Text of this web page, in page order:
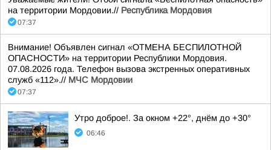
на территории Мордовии.// Республика Мордовия
07:37
Внимание! Объявлен сигнал «ОТМЕНА БЕСПИЛОТНОЙ
ОПАСНОСТИ» на территории Республики Мордовия.
07.08.2026 года. Телефон вызова экстренных оперативных
служб «112».// МЧС Мордовии
07:37
Утро доброе!. За окном +22°, днём до +30°
06:46